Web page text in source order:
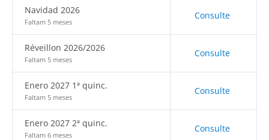
Navidad 2026
Faltam 5 meses
Consulte
Réveillon 2026/2026
Faltam 5 meses
Consulte
Enero 2027 1ª quinc.
Faltam 5 meses
Consulte
Enero 2027 2ª quinc.
Faltam 6 meses
Consulte